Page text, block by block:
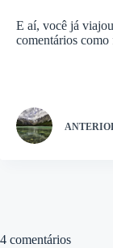
E aí, você já
comentários
4 comentários